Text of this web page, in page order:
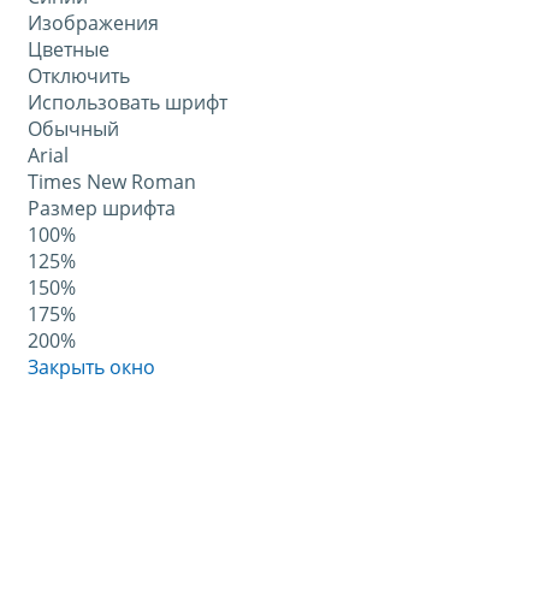
Изображения
Цветные
Отключить
Использовать шрифт
Обычный
Arial
Times New Roman
Размер шрифта
100%
125%
150%
175%
200%
Закрыть окно